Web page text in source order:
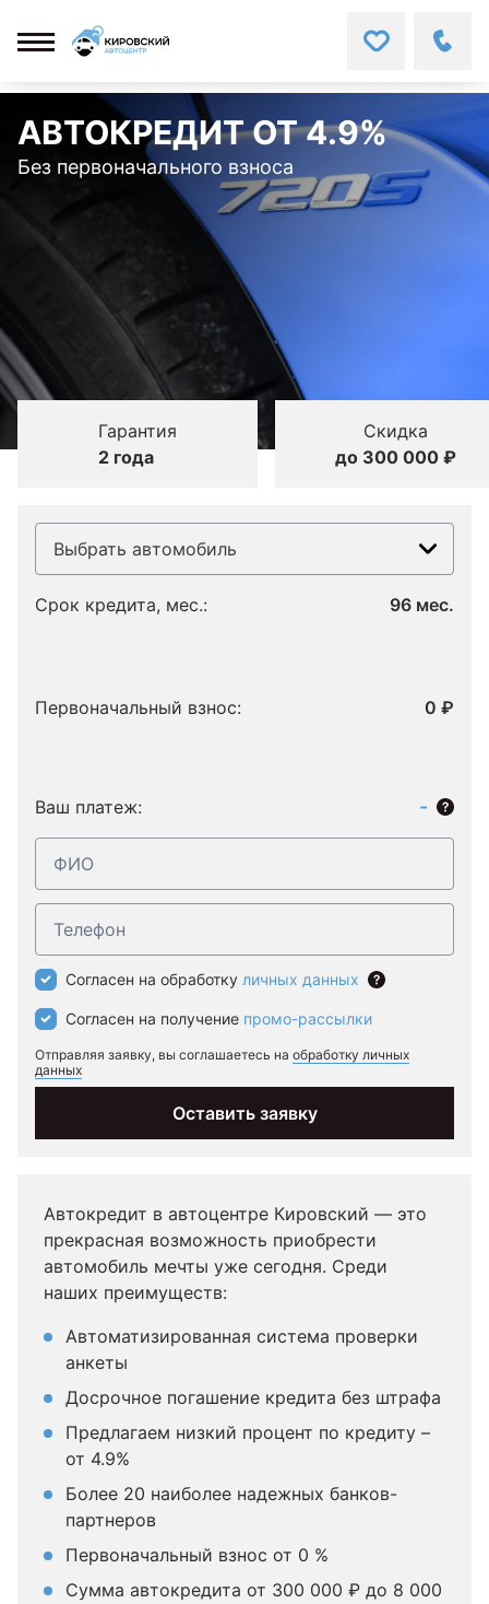
АВТОКРЕДИТ ОТ 4.9%
Без первоначального взноса
Гарантия
2 года
Скидка
до 300 000 ₽
Выбрать автомобиль
Срок кредита, мес.: 96 мес.
Первоначальный взнос: 0 ₽
Ваш платеж: -
Согласен на обработку личных данных
Согласен на получение промо-рассылки
Отправляя заявку, вы соглашаетесь на обработку личных
данных
Оставить заявку
Автокредит в автоцентре Кировский — это
прекрасная возможность приобрести
автомобиль мечты уже сегодня. Среди
наших преимуществ:
Автоматизированная система проверки
анкеты
Досрочное погашение кредита без штрафа
Предлагаем низкий процент по кредиту –
от 4.9%
Более 20 наиболее надежных банков-
партнеров
Первоначальный взнос от 0 %
Сумма автокредита от 300 000 ₽ до 8 000